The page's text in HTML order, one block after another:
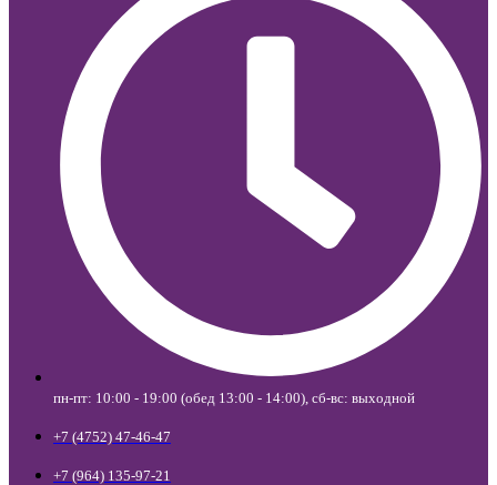
пн-пт: 10:00 - 19:00 (обед 13:00 - 14:00), сб-вс: выходной
+7 (4752) 47-46-47
+7 (964) 135-97-21